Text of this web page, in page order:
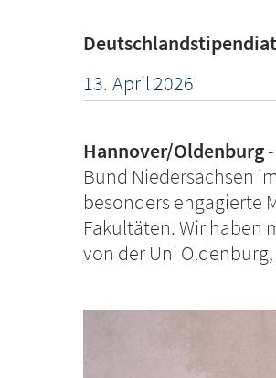
13. April2026
Hannover/Oldenburg
Bund Niedersachsen
besonders engagierte
Fakultäten. Wir haben
von der Uni